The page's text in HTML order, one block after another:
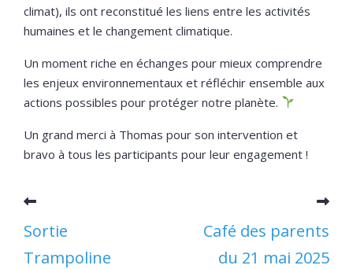
climat), ils ont reconstitué les liens entre les activités
humaines et le changement climatique.
Un moment riche en échanges pour mieux comprendre
les enjeux environnementaux et réfléchir ensemble aux
actions possibles pour protéger notre planète.
Un grand merci à Thomas pour son intervention et
bravo à tous les participants pour leur engagement !
Sortie
Trampoline
Café des parents
du 21 mai 2025